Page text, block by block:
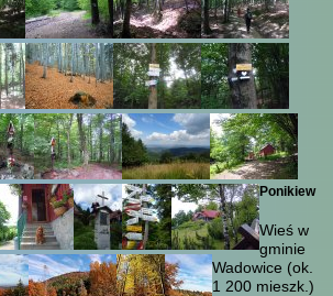
Ponikiew
Wieś w
gminie
Wadowice (ok.
1 200 mieszk.)